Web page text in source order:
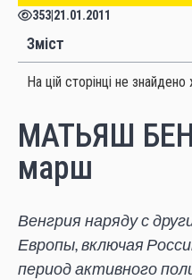
353 21.01.2011
Зміст
На цій сторінці не
МАТЬЯШ
марш
Венгрия наряду с
Европы, включая
период активного